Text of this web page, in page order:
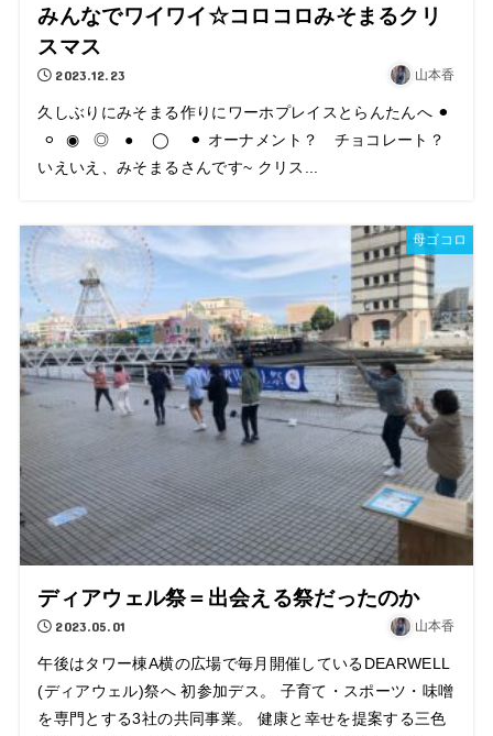
みんなでワイワイ☆コロコロみそまるクリ
スマス
2023.12.23 山本香
久しぶりにみそまる作りにワーホプレイスとらんたんへ ⚫︎
⚪︎ ◉ ◎ ● ◯ ⚫︎ オーナメント？ チョコレート？
いえいえ、みそまるさんです~ クリス...
母ゴコロ
ディアウェル祭＝出会える祭だったのか
2023.05.01 山本香
午後はタワー棟A横の広場で毎月開催しているDEARWELL
(ディアウェル)祭へ 初参加デス。 子育て・スポーツ・味噌
を専門とする3社の共同事業。 健康と幸せを提案する三色